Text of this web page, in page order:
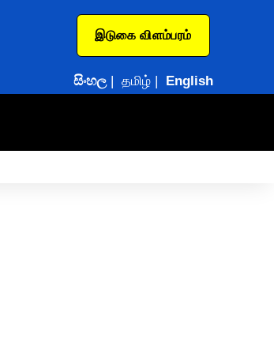
இடுகை விளம்பரம்
සිංහල|தமிழ் | English